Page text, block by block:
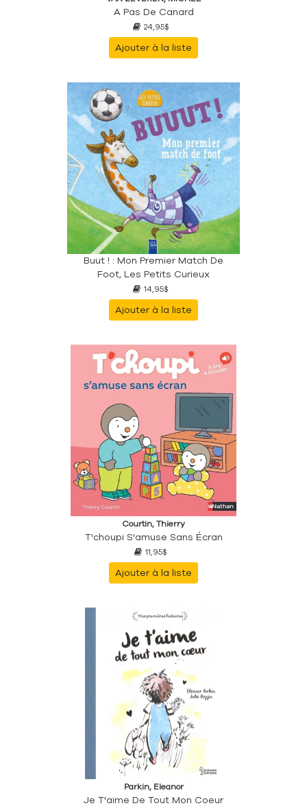
A Pas De Canard
24,95$
Ajouter à la liste
Buut ! : Mon Premier Match De
Foot, Les Petits Curieux
14,95$
Ajouter à la liste
Courtin, Thierry
T'choupi S'amuse Sans Écran
11,95$
Ajouter à la liste
Parkin, Eleanor
Je T'aime De Tout Mon Coeur